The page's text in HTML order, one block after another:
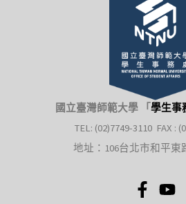
國立臺灣師範大學 「 學生事
TEL: (02)7749-3110 FAX :
地址：106台北市和平東